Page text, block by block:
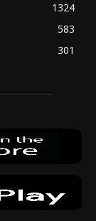
1324
583
301